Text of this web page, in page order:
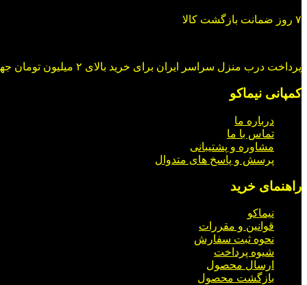
۷ روز ضمانت بازگشت کالا
پرداخت درب منزل سراسر ایران برای خرید بالای ۲ میلیون تومان جهت خرید در شبکه های اجتماعی با ما در ارتباط باشید.
کمپانی نیماکو
درباره ما
تماس با ما
مشاوره و پشتیبانی
پرسش و پاسخ های متدوال
راهنمای خرید
نیماکو
قوانین و مقررات
نحوه ثبت سفارش
شیوه پرداخت
ارسال محصول
بازگشت محصول